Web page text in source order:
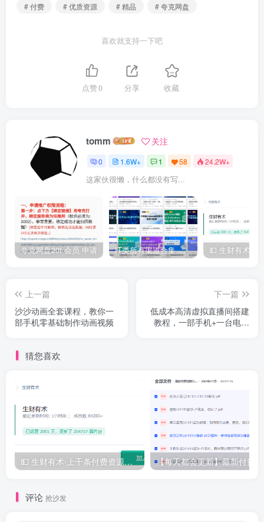
# 付费
# 优质资源 # 精品 # 夸克网盘
喜欢就支持一下吧
点赞0 分享 收藏
tomm 关注
0 1.6W+ 1 58 24.2W+
这家伙很懒，什么都没有写...
夸克网盘20t 会员 申请 IT类所有渠道合集 持续日更，目前近四千多条资源 年费用户微信私信获取权限
上一篇
沙沙动画全套课程，教你一
部手机零基础制作动画视频
下一篇
低成本高清虚拟直播间搭建
教程，一部手机+一台电脑
猜您喜欢
💵 生财有术·上千条付费资源合集（最新）
评论 抢沙发